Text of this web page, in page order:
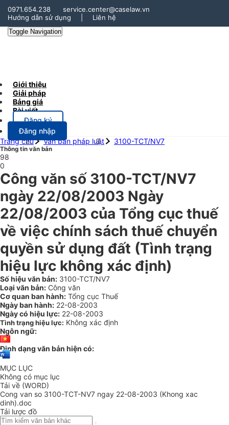
0971.654.238
service.center@caselaw.vn
Hướng dẫn sử dụng
Liên hệ
Toggle Navigation
Giới thiệu
Giải pháp
Bảng giá
Bài viết
Đăng ký
Đăng nhập
Trang chủ
Văn bản pháp luật 3100-TCT/NV7
Thông tin văn bản
98
0
Công văn số 3100-TCT/NV7
ngày 22/08/2003 Ngày
22/08/2003 của Tổng cục thuế
về việc chính sách thuế chuyển
quyền sử dụng đất (Tình trạng
hiệu lực không xác định)
Số hiệu văn bản: 3100-TCT/NV7
Loại văn bản: Công văn
Cơ quan ban hành: Tổng cục Thuế
Ngày ban hành: 22-08-2003
Ngày có hiệu lực: 22-08-2003
Tình trạng hiệu lực: Không xác định
Ngôn ngữ:
Định dạng văn bản hiện có:
MỤC LỤC
Không có mục lục
Tải về (WORD)
Cong van so 3100-TCT-NV7 ngay 22-08-2003 (Khong xac
dinh).doc
Tải lược đồ